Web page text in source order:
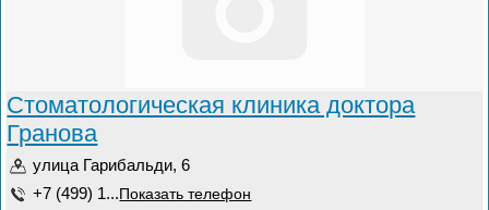
Стоматологическая клиника доктора
Гранова
улица Гарибальди, 6
+7 (499) 1... Показать телефон